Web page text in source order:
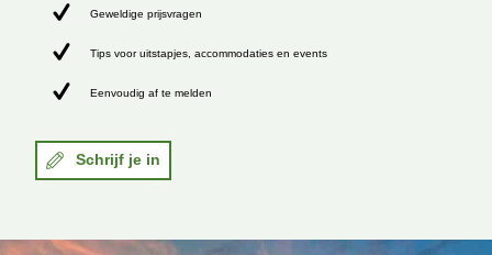
Geweldige prijsvragen
Tips voor uitstapjes, accommodaties en events
Eenvoudig af te melden
Schrijf je in